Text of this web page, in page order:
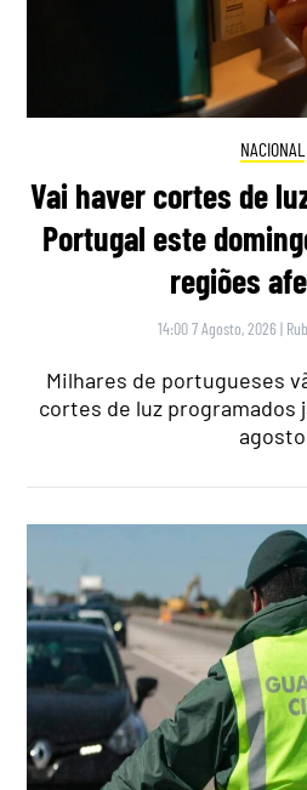
NACIONAL
Vai haver cortes de
Portugal este
regiões
14:00 7 Agosto, 2026 |
Milhares de portugueses
cortes de luz programados
agosto